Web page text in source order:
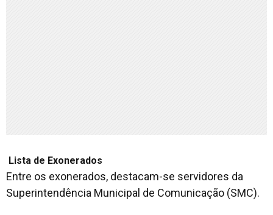
Lista de Exonerados
Entre os exonerados, destacam-se servidores da
Superintendência Municipal de Comunicação (SMC).